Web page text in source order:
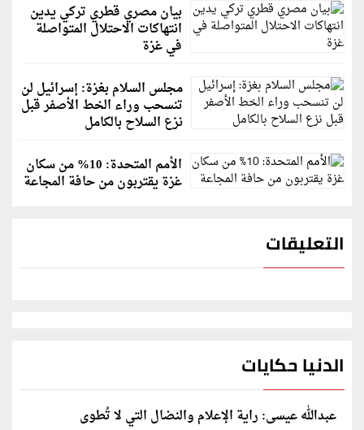
بيان مصري قطري تركي يدين
انتهاكات الاحتلال المتواصلة
في غزة
مجلس السلام بغزة: إسرائيل لن
تنسحب وراء الخط الأصفر قبل
نزع السلاح بالكامل
الأمم المتحدة: 10% من سكان
غزة يقتربون من حافة المجاعة
التعليقات
الدنيا حكايات
عبدالله عيسى: راية الإعلام والنضال التي لا تُطوى